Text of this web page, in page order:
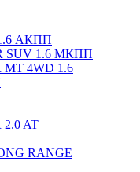
АКПП
SUV 1.6 МКПП
MT 4WD 1.6
AT
RANGE